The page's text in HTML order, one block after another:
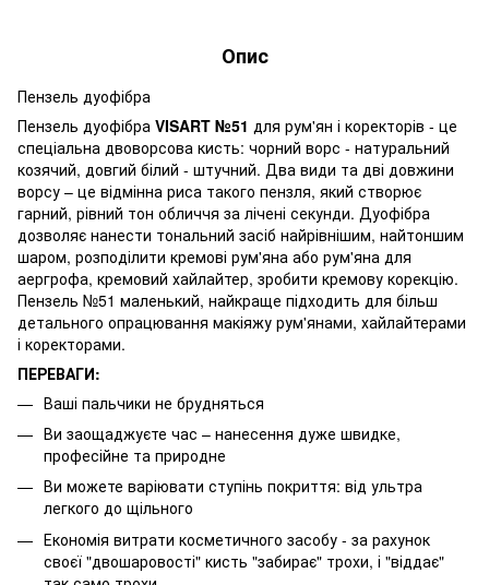
Опис
Пензель дуофібра
Пензель дуофібра VISART №51 для рум'ян і коректорів - це
спеціальна двоворсова кисть: чорний ворс - натуральний
козячий, довгий білий - штучний. Два види та дві довжини
ворсу – це відмінна риса такого пензля, який створює
гарний, рівний тон обличчя за лічені секунди. Дуофібра
дозволяє нанести тональний засіб найрівнішим, найтоншим
шаром, розподілити кремові рум'яна або рум'яна для
аергрофа, кремовий хайлайтер, зробити кремову корекцію.
Пензель №51 маленький, найкраще підходить для більш
детального опрацювання макіяжу рум'янами, хайлайтерами
і коректорами.
ПЕРЕВАГИ:
Ваші пальчики не брудняться
Ви заощаджуєте час – нанесення дуже швидке,
професійне та природне
Ви можете варіювати ступінь покриття: від ультра
легкого до щільного
Економія витрати косметичного засобу - за рахунок
своєї "двошаровості" кисть "забирає" трохи, і "віддає"